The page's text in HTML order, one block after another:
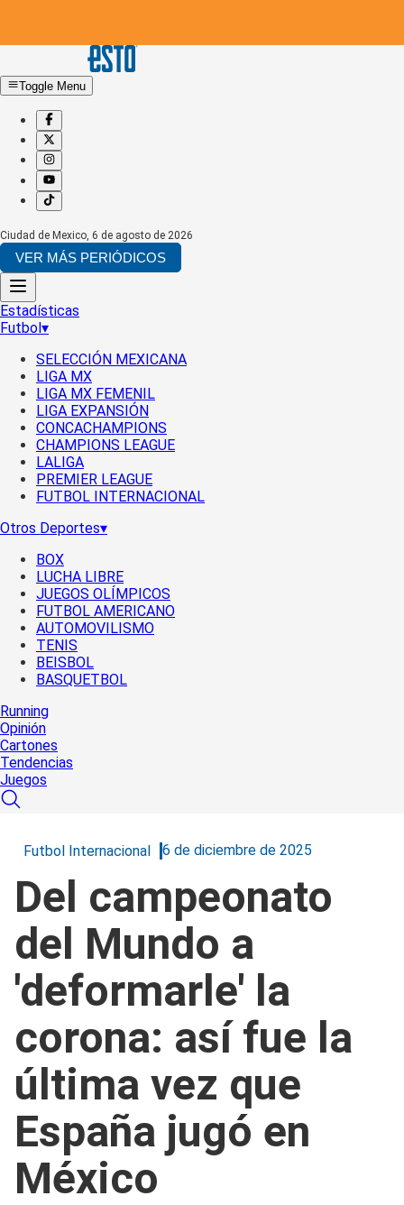
Toggle Menu
Ciudad de Mexico, 6 de agosto de 2026
VER MÁS PERIÓDICOS
Estadísticas
Futbol▾
SELECCIÓN MEXICANA
LIGA MX
LIGA MX FEMENIL
LIGA EXPANSIÓN
CONCACHAMPIONS
CHAMPIONS LEAGUE
LALIGA
PREMIER LEAGUE
FUTBOL INTERNACIONAL
Otros Deportes▾
BOX
LUCHA LIBRE
JUEGOS OLÍMPICOS
FUTBOL AMERICANO
AUTOMOVILISMO
TENIS
BEISBOL
BASQUETBOL
Running
Opinión
Cartones
Tendencias
Juegos
Futbol Internacional 6 de diciembre de 2025
Del campeonato
del Mundo a
'deformarle' la
corona: así fue la
última vez que
España jugó en
México